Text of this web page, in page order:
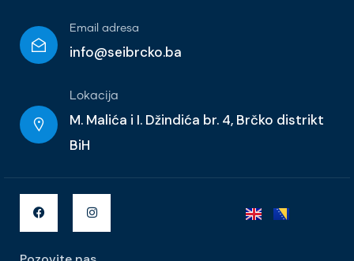
Email adresa
info@seibrcko.ba
Lokacija
M. Malića i I. Džindića br. 4, Brčko distrikt
BiH